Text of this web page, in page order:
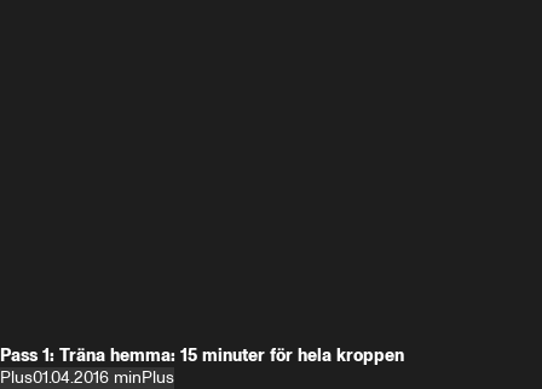
Pass 1: Träna hemma: 15 minuter för hela kroppen
Plus01.04.2016 minPlus